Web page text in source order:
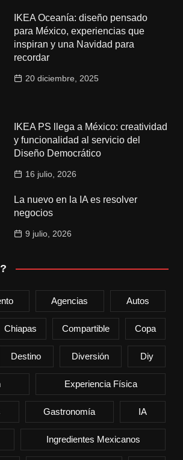
IKEA Oceanía: diseño pensado
para México, experiencias que
inspiran y una Navidad para
recordar
20 diciembre, 2025
IKEA PS llega a México: creatividad
y funcionalidad al servicio del
Diseño Democrático
16 julio, 2026
La nuevo en la IA es resolver
negocios
9 julio, 2026
Agencias Autos
Chiapas Compartible Copa
Destino Diversión Diy
Experiencia Física
Gastronomía IA
Ingredientes Mexicanos